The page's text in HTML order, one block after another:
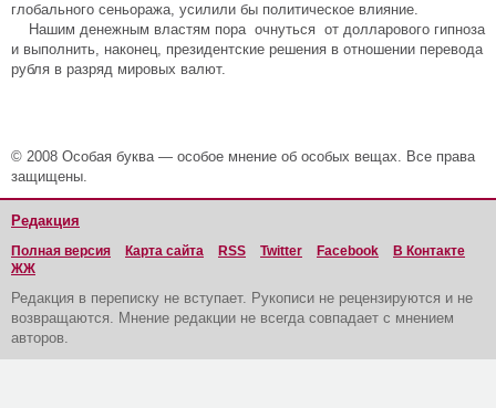
глобального сеньоража, усилили бы политическое влияние.
Нашим денежным властям пора очнуться от долларового гипноза
и выполнить, наконец, президентские решения в отношении перевода
рубля в разряд мировых валют.
© 2008 Особая буква — особое мнение об особых вещах. Все права
защищены.
Редакция
Полная версия Карта сайта RSS Twitter Facebook
В Контакте
ЖЖ
Редакция в переписку не вступает. Рукописи не рецензируются и не
возвращаются. Мнение редакции не всегда совпадает с мнением
авторов.